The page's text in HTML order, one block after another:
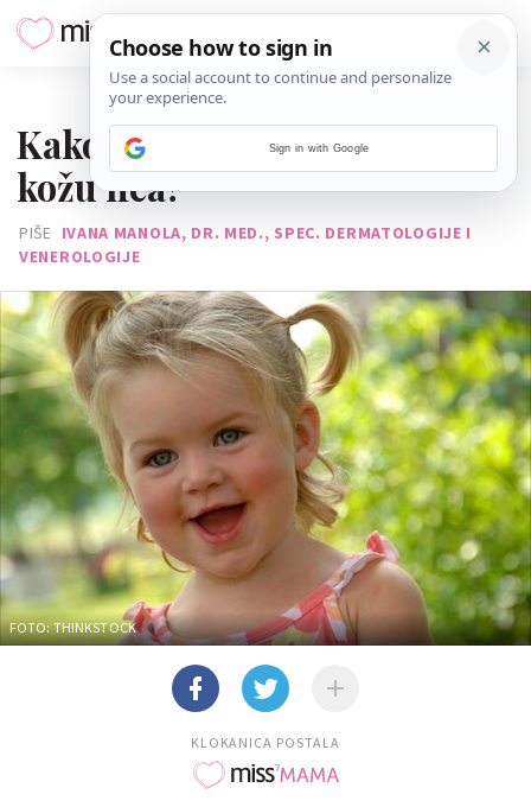
Kako njegovati dječju suhu
kožu lica?
PIŠE IVANA MANOLA, DR. MED., SPEC. DERMATOLOGIJE I
VENEROLOGIJE
FOTO: THINKSTOCK
KLOKANICA POSTALA
Sign in with Google